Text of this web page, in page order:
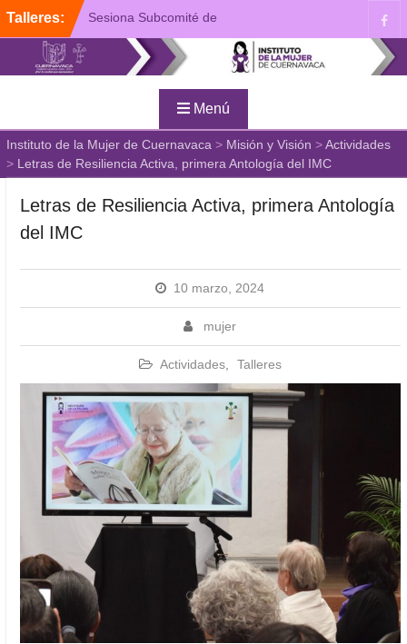
Talleres:
Sesiona Subcomité de
Igualdad y Perspectiva de
Género del Ayuntamiento
de Cuernavaca
Plática de Prevención de la
Violencia de Género
Presentan “Busqueda y
Reconciliación”, Tercera
Antología del IMC
Menú
Instituto de la Mujer de Cuernavaca> Misión y Visión >Actividades
> Letras de Resiliencia Activa, primera Antología del IMC
Letras de Resiliencia Activa, primera Antología
del IMC
10 marzo, 2024
mujer
Actividades, Talleres